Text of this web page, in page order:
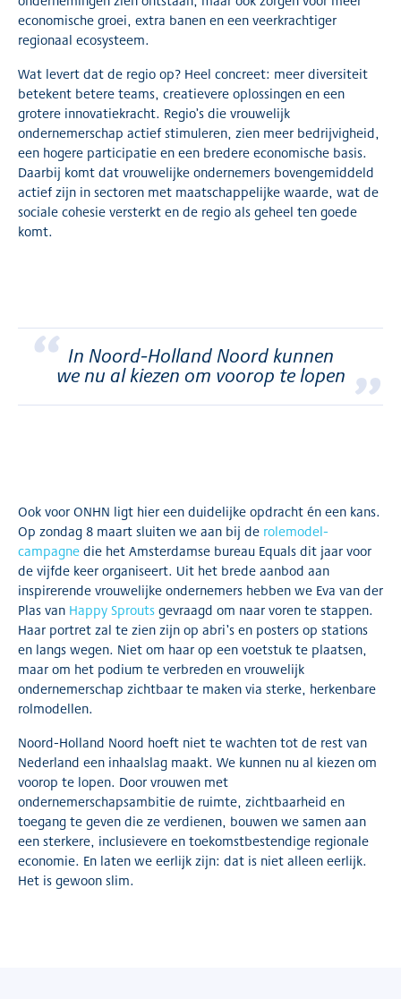
economische groei, extra banen en een veerkrachtiger
regionaal ecosysteem.
Wat levert dat de regio op? Heel concreet: meer diversiteit
betekent betere teams, creatievere oplossingen en een
grotere innovatiekracht. Regio’s die vrouwelijk
ondernemerschap actief stimuleren, zien meer bedrijvigheid,
een hogere participatie en een bredere economische basis.
Daarbij komt dat vrouwelijke ondernemers bovengemiddeld
actief zijn in sectoren met maatschappelijke waarde, wat de
sociale cohesie versterkt en de regio als geheel ten goede
komt.
“ In Noord-Holland Noord kunnen
we nu al kiezen om voorop te lopen”
Ook voor ONHN ligt hier een duidelijke opdracht én een kans.
Op zondag 8 maart sluiten we aan bij de rolemodel-
campagnedie het Amsterdamse bureau Equals dit jaar voor
de vijfde keer organiseert. Uit het brede aanbod aan
inspirerende vrouwelijke ondernemers hebben we Eva van der
Plas van Happy Sproutsgevraagd om naar voren te stappen.
Haar portret zal te zien zijn op abri’s en posters op stations
en langs wegen. Niet om haar op een voetstuk te plaatsen,
maar om het podium te verbreden en vrouwelijk
ondernemerschap zichtbaar te maken via sterke, herkenbare
rolmodellen.
Noord-Holland Noord hoeft niet te wachten tot de rest van
Nederland een inhaalslag maakt. We kunnen nu al kiezen om
voorop te lopen. Door vrouwen met
ondernemerschapsambitie de ruimte, zichtbaarheid en
toegang te geven die ze verdienen, bouwen we samen aan
een sterkere, inclusievere en toekomstbestendige regionale
economie. En laten we eerlijk zijn: dat is niet alleen eerlijk.
Het is gewoon slim.